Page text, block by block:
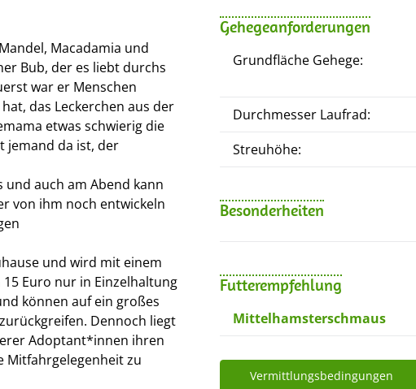
Macadamia und
Bub, der es liebt durchs
war er Menschen
das Leckerchen aus der
etwas schwierig die
jemand da ist, der
auch am Abend kann
von ihm noch entwickeln
und wird mit einem
Euro nur in Einzelhaltung
können auf ein großes
Dennoch liegt
Adoptant*innen ihren
Mitfahrgelegenheit zu
Gehegeanforderungen
Grundfläche Gehege:
Durchmesser Laufrad:
Streuhöhe:
Besonderheiten
Futterempfehlung
Mittelhamsterschmaus
Vermittlungsbedingungen